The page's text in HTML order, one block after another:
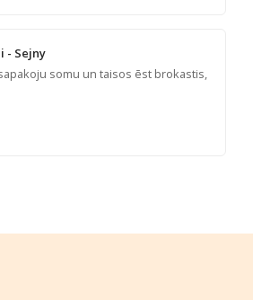
- Sejny
somu un taisos ēst brokastis,